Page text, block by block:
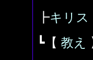
┣キリス
┗【 教え